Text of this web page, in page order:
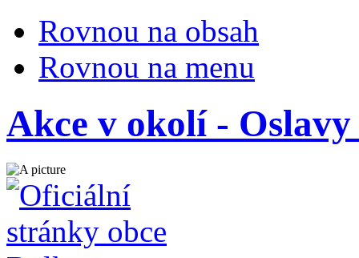
Rovnou na obsah
Rovnou na menu
Akce v okolí - Oslavy